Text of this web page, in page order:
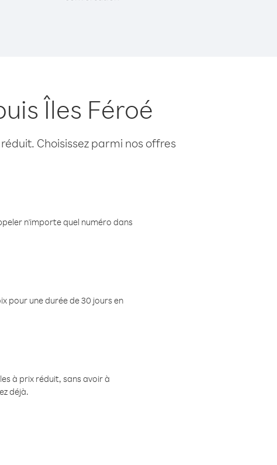
Îles Féroé
Choisissez parmi nos offres
n'importe quel numéro dans
pour une durée de 30 jours en
à prix réduit, sans avoir à
déjà.